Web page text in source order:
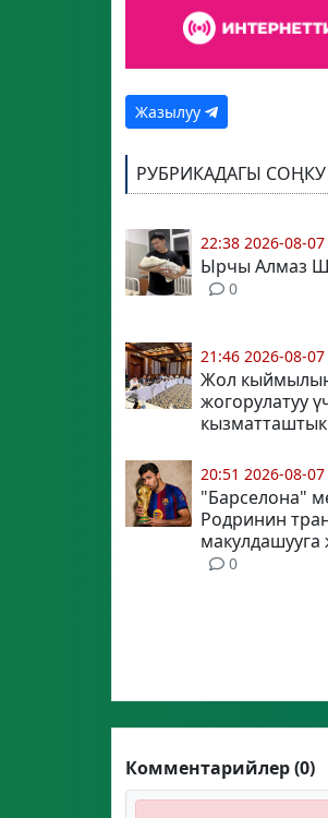
Жазылуу
РУБРИКАДАГЫ СОҢКУ
22:38 2026-08-07
Ырчы Алмаз
0
21:46 2026-08-07
Жол
жогорулатуу
20:51 2026-08-07
"Барселона"
Родринин
0
Комментарийлер (0)